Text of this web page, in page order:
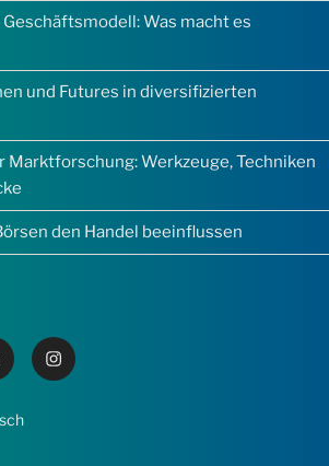
Was macht es
und Futures in diversifizierten
Marktforschung: Werkzeuge, Techniken
den Handel beeinflussen
Instagram